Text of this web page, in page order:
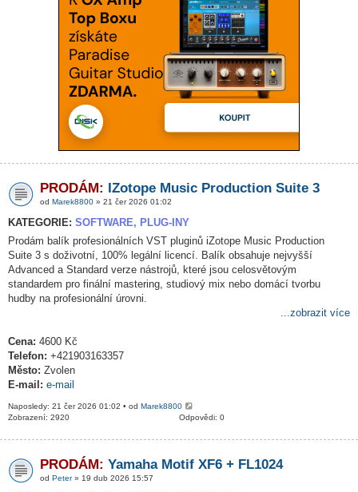
PRODÁM: IZotope Music Production Suite 3
od Marek8800 » 21 čer 2026 01:02
KATEGORIE: SOFTWARE, PLUG-INY
Prodám balík profesionálních VST pluginů iZotope Music Production
Suite 3 s doživotní, 100% legální licencí. Balík obsahuje nejvyšší
Advanced a Standard verze nástrojů, které jsou celosvětovým
standardem pro finální mastering, studiový mix nebo domácí tvorbu
hudby na profesionální úrovni.
...zobrazit více
Cena: 4600 Kč
Telefon: +421903163357
Město: Zvolen
E-mail: e-mail
Naposledy: 21 čer 2026 01:02 • od Marek8800
Odpovědi: 0
Zobrazení: 2920
PRODÁM: Yamaha Motif XF6 + FL1024
od Peter» 19 dub 2026 15:57